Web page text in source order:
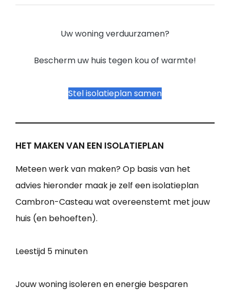
Uw woning verduurzamen?
Bescherm uw huis tegen kou of warmte!
Stel isolatieplan samen
HET MAKEN VAN EEN ISOLATIEPLAN
Meteen werk van maken? Op basis van het
advies hieronder maak je zelf een isolatieplan
Cambron-Casteau wat overeenstemt met jouw
huis (en behoeften).
Leestijd 5 minuten
Jouw woning isoleren en energie besparen